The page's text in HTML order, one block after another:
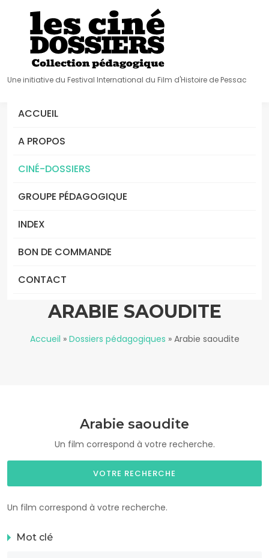
Une initiative du Festival International du Film d'Histoire de Pessac
ACCUEIL
A PROPOS
CINÉ-DOSSIERS
GROUPE PÉDAGOGIQUE
INDEX
BON DE COMMANDE
CONTACT
ARABIE SAOUDITE
Accueil » Dossiers pédagogiques » Arabie saoudite
Arabie saoudite
Un film correspond à votre recherche.
VOTRE RECHERCHE
Un film correspond à votre recherche.
Mot clé